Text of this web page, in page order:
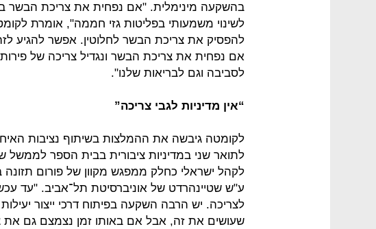
לשינוי משמעותי בפליטות גזי חממה", אומרת
להפסיק את צריכת הבשר לחלוטין. אפשר להגיע
אם נפחית את צריכת הבשר ונגדיל צריכה של פירות,
לסביבה וגם לבריאות שלנו".
“אין מדיניות לגבי צריכה”
לקומטה גיבשה את ההמלצות בשיתוף נציבות
לתואר שני במדיניות ציבורית בבית הספר לממשל
לקהל ישראלי כחלק ממפגש מקוון של פורום תזונה
ע"ש שטיינהרדט של אוניברסיטת תל־אביב. "עד
לצריכה. יש הרבה השקעה בפיתוח דרכי ייצור
שעושים את זה, אבל אם באותו זמן נצמצם גם את